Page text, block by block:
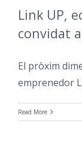
Link UP,
convidat
El pròxim
emprenedor
Read More